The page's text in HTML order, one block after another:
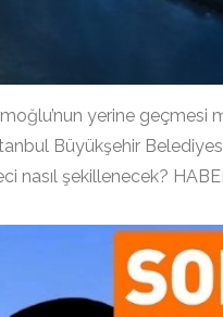
yerine
Büyükşehir
nasıl şekillenecek?